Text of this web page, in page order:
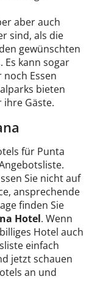
aber auch
sind, als die
gewünschten
kann sogar
Essen
bieten
Gäste.
für Punta
Sie nicht auf
ansprechende
finden Sie
Hotel. Wenn
Hotel auch
einfach
jetzt schauen
an und